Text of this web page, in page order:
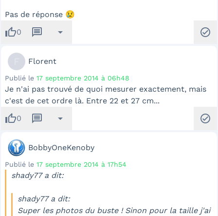
Pas de réponse 😢
thumb_up0 message arrow_drop_down check_circle
Florent
Publié le 17 septembre 2014 à 06h48
Je n'ai pas trouvé de quoi mesurer exactement, mais
c'est de cet ordre là. Entre 22 et 27 cm...
thumb_up0 message arrow_drop_down check_circle
BobbyOneKenoby
Publié le 17 septembre 2014 à 17h54
shady77 a dit:
shady77 a dit:
Super les photos du buste ! Sinon pour la taille j'ai